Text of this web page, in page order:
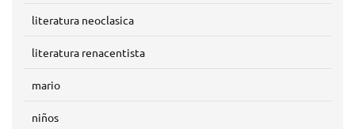
literatura neoclasica
literatura renacentista
mario
niños